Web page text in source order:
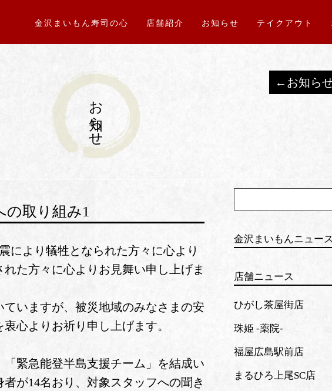
金沢まいもん寿司の心 店舗紹介 お知らせ テイクアウト
お知らせ
←お知ら
の取り組み1
により犠牲となられた方々に心より
た方々に心よりお見舞い申し上げま
いますが、被災地域のみなさまの安
心よりお祈り申し上げます。
緊急能登半島支援チーム」を結成い
が14名おり、対象スタッフへの聞き
金沢まいもんニュース
店舗ニュース
ひがし茶屋街店
珠姫 -薬院-
福屋広島駅前店
まるひろ上尾SC店